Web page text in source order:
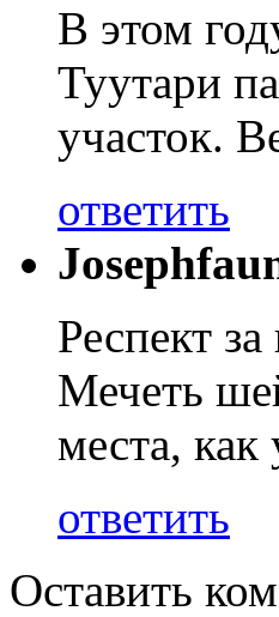
В этом
Туутари
участок.
ответить
Респект
Мечеть
места,
ответить
Оставить